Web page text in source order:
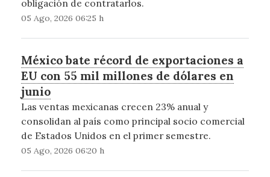
obligación de contratarlos.
05 Ago, 2026 06:25 h
México bate récord de exportaciones a
EU con 55 mil millones de dólares en
junio
Las ventas mexicanas crecen 23% anual y
consolidan al país como principal socio comercial
de Estados Unidos en el primer semestre.
05 Ago, 2026 06:20 h